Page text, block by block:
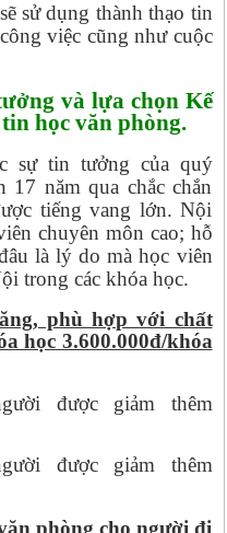
sử dụng thành thạo tin
việc cũng như cuộc
và lựa chọn Kế
học văn phòng.
sự tin tưởng của quý
17 năm qua chắc chắn
tiếng vang lớn. Nội
chuyên môn cao; hỗ
là lý do mà học viên
trong các khóa học.
phù hợp với chất
học 3.600.000đ/khóa
được giảm thêm
được giảm thêm
phòng cho người đi